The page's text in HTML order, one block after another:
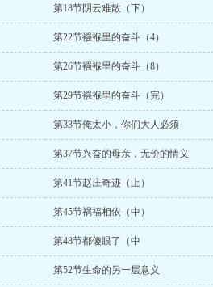
第18节阴云难散（下）
第22节襁褓里的奋斗（4）
第26节襁褓里的奋斗（8）
第29节襁褓里的奋斗（完）
第33节俺太小，你们大人必须
第37节兴奋的母亲，无价的情义
第41节赵庄奇迹（上）
第45节祸福相依（中）
第48节都傻眼了（中
第52节生命的另一层意义